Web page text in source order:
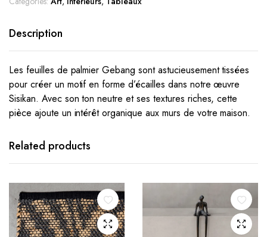
Description
Les feuilles de palmier Gebang sont astucieusement tissées
pour créer un motif en forme d’écailles dans notre œuvre
Sisikan. Avec son ton neutre et ses textures riches, cette
pièce ajoute un intérêt organique aux murs de votre maison.
Related products